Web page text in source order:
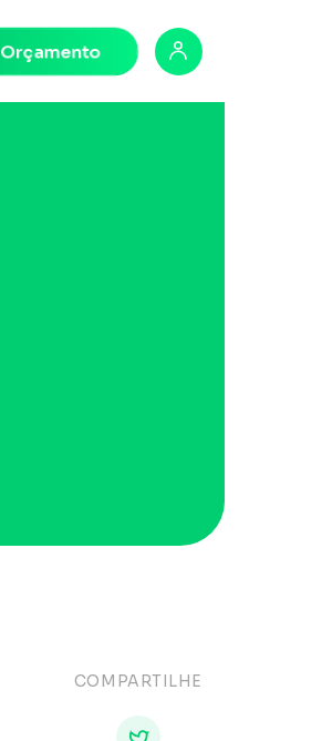
Orçamento
COMPARTILHE